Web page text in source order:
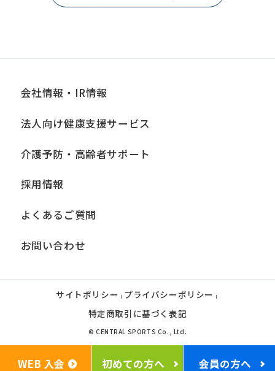
会社情報・IR情報
法人向け健康支援サービス
介護予防・高齢者サポート
採用情報
よくあるご質問
お問い合わせ
サイトポリシー | プライバシーポリシー |
特定商取引に基づく表記
© CENTRAL SPORTS Co., Ltd.
WEB 入会 初めての方へ 会員の方へ